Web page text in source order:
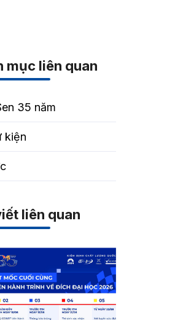
mục liên quan
35 năm
kiện
liên quan